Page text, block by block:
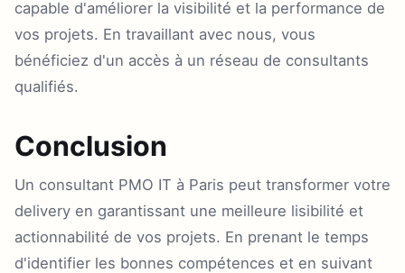
capable d'améliorer la visibilité et la performance de
vos projets. En travaillant avec nous, vous
bénéficiez d'un accès à un réseau de consultants
qualifiés.
Conclusion
Un consultant PMO IT à Paris peut transformer votre
delivery en garantissant une meilleure lisibilité et
actionnabilité de vos projets. En prenant le temps
d'identifier les bonnes compétences et en suivant